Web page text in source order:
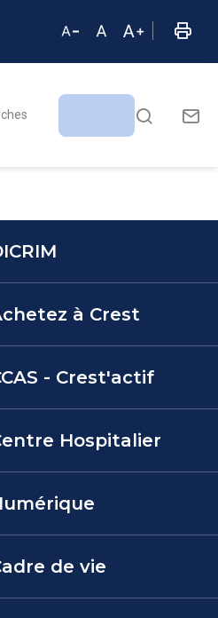
à Crest
- Crest'actif
Hospitalier
de vie